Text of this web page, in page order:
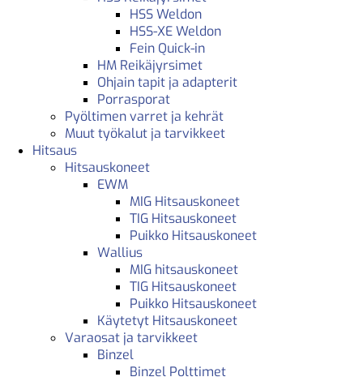
HSS Weldon
HSS-XE Weldon
Fein Quick-in
HM Reikäjyrsimet
Ohjain tapit ja adapterit
Porrasporat
Pyöltimen varret ja kehrät
Muut työkalut ja tarvikkeet
Hitsaus
Hitsauskoneet
EWM
MIG Hitsauskoneet
TIG Hitsauskoneet
Puikko Hitsauskoneet
Wallius
MIG hitsauskoneet
TIG Hitsauskoneet
Puikko Hitsauskoneet
Käytetyt Hitsauskoneet
Varaosat ja tarvikkeet
Binzel
Binzel Polttimet